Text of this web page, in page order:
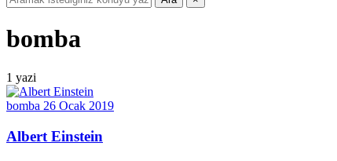
bomba
1 yazi
bomba 26 Ocak 2019
Albert Einstein